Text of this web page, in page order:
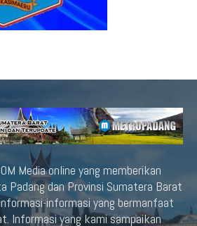
Media online yang memberikan
Padang dan Provinsi Sumatera Barat
informasi yang bermanfaat
Informasi yang kami sampaikan